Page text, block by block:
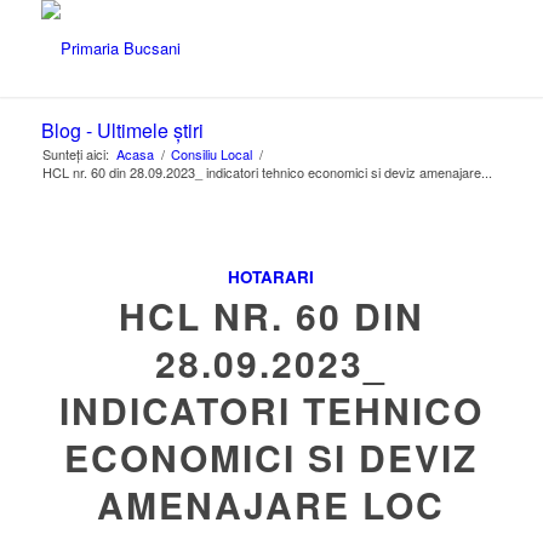
Blog - Ultimele știri
Sunteți aici: Acasa / Consiliu Local /
HCL nr. 60 din 28.09.2023_ indicatori tehnico economici si deviz amenajare...
HOTARARI
HCL NR. 60 DIN
28.09.2023_
INDICATORI TEHNICO
ECONOMICI SI DEVIZ
AMENAJARE LOC